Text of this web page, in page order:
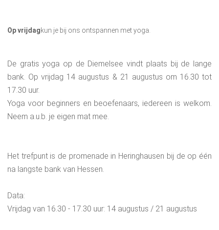
Op vrijdagkun je bij ons ontspannen met yoga.
De gratis yoga op de Diemelsee vindt plaats bij de lange
bank. Op vrijdag 14 augustus & 21 augustus om 16.30 tot
17.30 uur.
Yoga voor beginners en beoefenaars, iedereen is welkom.
Neem a.u.b. je eigen mat mee.
Het trefpunt is de promenade in Heringhausen bij de op één
na langste bank van Hessen.
Data:
Vrijdag van 16.30 - 17.30 uur: 14 augustus / 21 augustus